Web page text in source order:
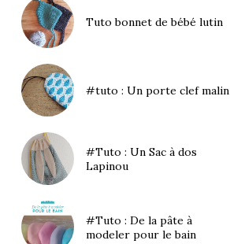
Tuto bonnet de bébé lutin
#tuto : Un porte clef malin
#Tuto : Un Sac à dos
Lapinou
#Tuto : De la pâte à
modeler pour le bain